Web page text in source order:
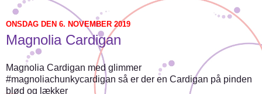
ONSDAG DEN 6. NOVEMBER 2019
Magnolia Cardigan
Magnolia Cardigan med glimmer
#magnoliachunkycardigan så er der en Cardigan på pinden
blød og lækker